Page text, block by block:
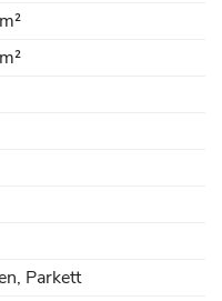
Parkett